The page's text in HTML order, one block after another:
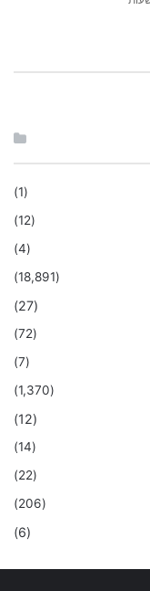
(1)
(12)
(4)
(18,891)
(27)
(72)
(7)
(1,370)
(12)
(14)
(22)
(206)
(6)